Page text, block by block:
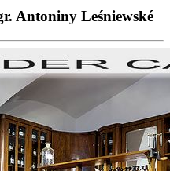
Antoniny Leśniewské